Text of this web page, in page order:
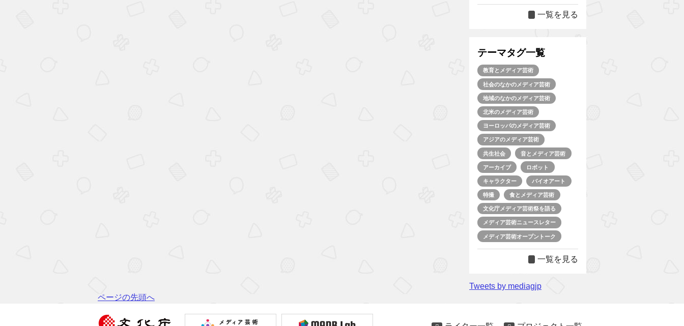
一覧を見る
テーマタグ一覧
教育とメディア芸術
社会のなかのメディア芸術
地域のなかのメディア芸術
北米のメディア芸術
ヨーロッパのメディア芸術
アジアのメディア芸術
共生社会 音とメディア芸術
アーカイブ ロボット
キャラクター バイオアート
特撮 食とメディア芸術
文化庁メディア芸術祭を語る
メディア芸術ニュースレター
メディア芸術オープントーク
一覧を見る
Tweets by mediagjp
ページの先頭へ